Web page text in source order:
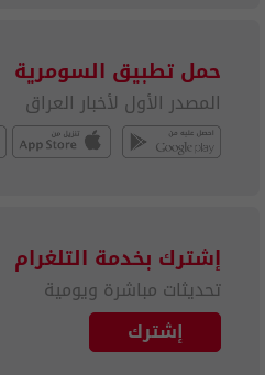
حمل تطبيق السومرية
المصدر الأول لأخبار العراق
إشترك بخدمة التلغرام
تحديثات مباشرة ويومية
إشترك